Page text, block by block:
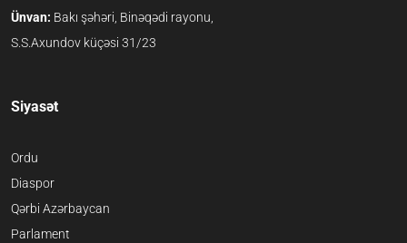
Ünvan: Bakı şəhəri, Binəqədi rayonu,
S.S.Axundov küçəsi 31/23
Siyasət
Ordu
Diaspor
Qərbi Azərbaycan
Parlament